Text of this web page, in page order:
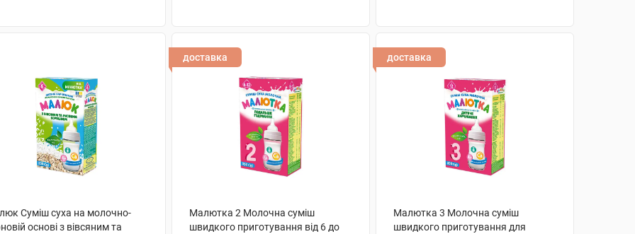
Суміш суха на молочно-
основі з вівсяним та
доставка
Малютка 2 Молочна суміш
швидкого приготування від 6 до
доставка
Малютка 3 Молочна суміш
швидкого приготування для